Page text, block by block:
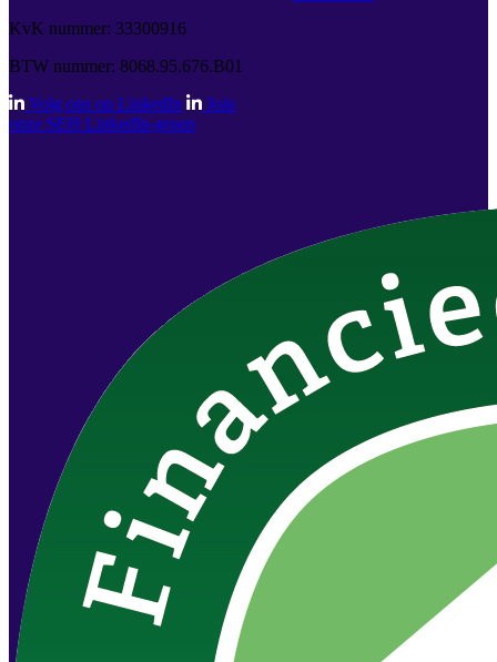
KvK nummer: 33300916
BTW nummer: 8068.95.676.B01
Volg ons op LinkedIn
Join
onze SEH LinkedIn-groep